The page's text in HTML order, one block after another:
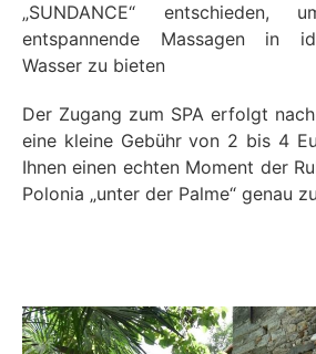
„SUNDANCE“ entschieden,
entspannende Massagen in
Wasser zu bieten
Der Zugang zum SPA erfolgt
eine kleine Gebühr von 2 bis 4
Ihnen einen echten Moment der
Polonia „unter der Palme“ genau